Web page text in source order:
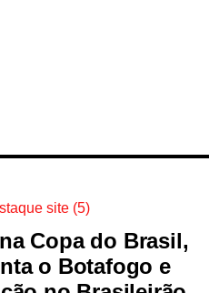
Copa do Brasil,
o Botafogo e